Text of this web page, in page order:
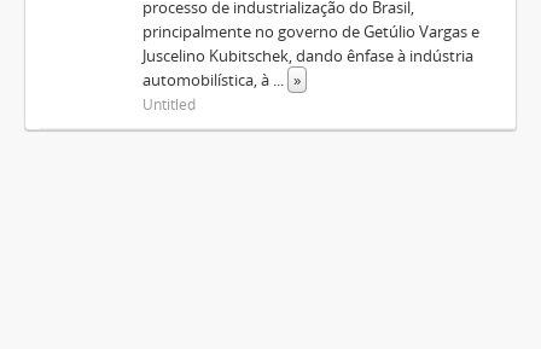
processo de industrialização do Brasil,
principalmente no governo de Getúlio Vargas e
Juscelino Kubitschek, dando ênfase à indústria
automobilística, à ... »
Untitled